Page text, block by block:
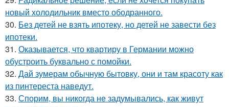
новый холодильник вместо ободранного.
30. Без детей не взять ипотеку, но детей не завести без
ипотеки.
31. Оказывается, что квартиру в Германии можно
обустроить буквально с помойки.
32. Дай зумерам обычную бытовку, они и там красоту как
из пинтереста наведут.
33. Спорим, вы никогда не задумывались, как живут